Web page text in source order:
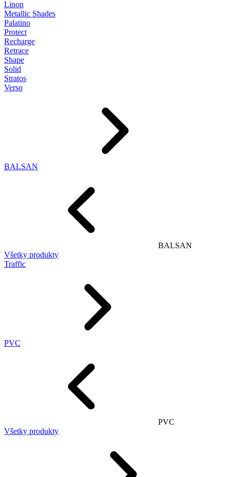
Linon
Metallic Shades
Palatino
Protect
Recharge
Retrace
Shape
Solid
Stratos
Verso
BALSAN
BALSAN
Všetky produkty
Traffic
PVC
PVC
Všetky produkty